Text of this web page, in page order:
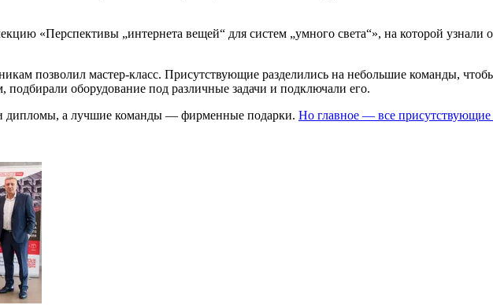
«Перспективы „интернета вещей“ для систем „умного света“», на которой
позволил мастер-класс. Присутствующие разделились на небольшие команды,
подбирали оборудование под различные задачи и подключали его.
дипломы, а лучшие команды — фирменные подарки. Но главное — все присутствующие